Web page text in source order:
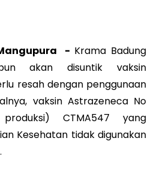
- Krama Badung
akan disuntik vaksin
resah dengan penggunaan
vaksin Astrazeneca No
CTMA547 yang
Kesehatan tidak digunakan